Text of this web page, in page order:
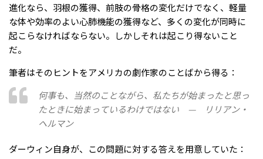
進化なら、羽根の獲得、前肢の骨格の変化だけでなく、軽量
な体や効率のよい心肺機能の獲得など、多くの変化が同時に
起こらなければならない。しかしそれは起こり得ないこと
だ。
筆者はそのヒントをアメリカの劇作家のことばから得る：
何事も、当然のことながら、私たちが始まったと思っ
たときに始まっているわけではない — リリアン・
ヘルマン
ダーウィン自身が、この問題に対する答えを用意していた：